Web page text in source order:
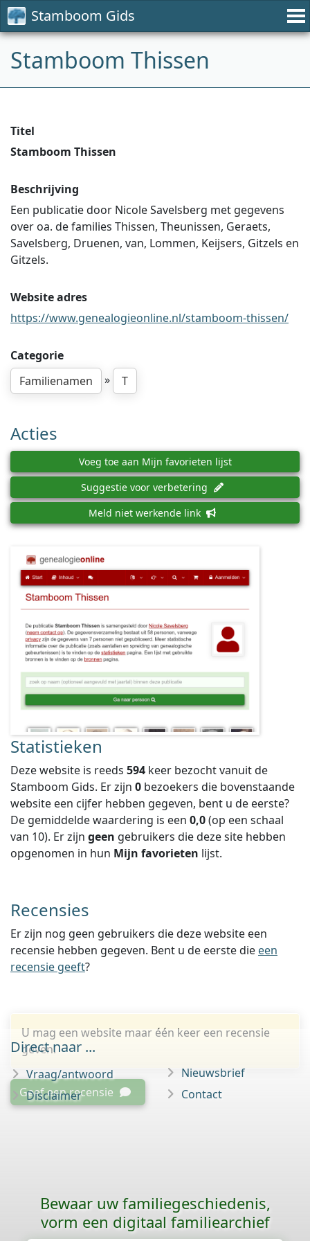
Stamboom Gids
Stamboom Thissen
Titel
Stamboom Thissen
Beschrijving
Een publicatie door Nicole Savelsberg met gegevens
over oa. de families Thissen, Theunissen, Geraets,
Savelsberg, Druenen, van, Lommen, Keijsers, Gitzels en
Gitzels.
Website adres
https://www.genealogieonline.nl/stamboom-thissen/
Categorie
Familienamen
» T
Acties
Voeg toe aan Mijn favorieten lijst
Suggestie voor verbetering
Meld niet werkende link
Statistieken
Deze website is reeds 594 keer bezocht vanuit de
Stamboom Gids. Er zijn 0 bezoekers die bovenstaande
website een cijfer hebben gegeven, bent u de eerste?
De gemiddelde waardering is een 0,0(op een schaal
van 10). Er zijn geen gebruikers die deze site hebben
opgenomen in hun Mijn favorieten lijst.
Recensies
Er zijn nog geen gebruikers die deze website een
recensie hebben gegeven. Bent u de eerste die een
recensie geeft?
U mag een website maar één keer een recensie
geven.
Geef een recensie
Direct naar ...
Vraag/antwoord
Disclaimer
Nieuwsbrief
Contact
Bewaar uw familie­geschiedenis,
vorm een digitaal familiearchief